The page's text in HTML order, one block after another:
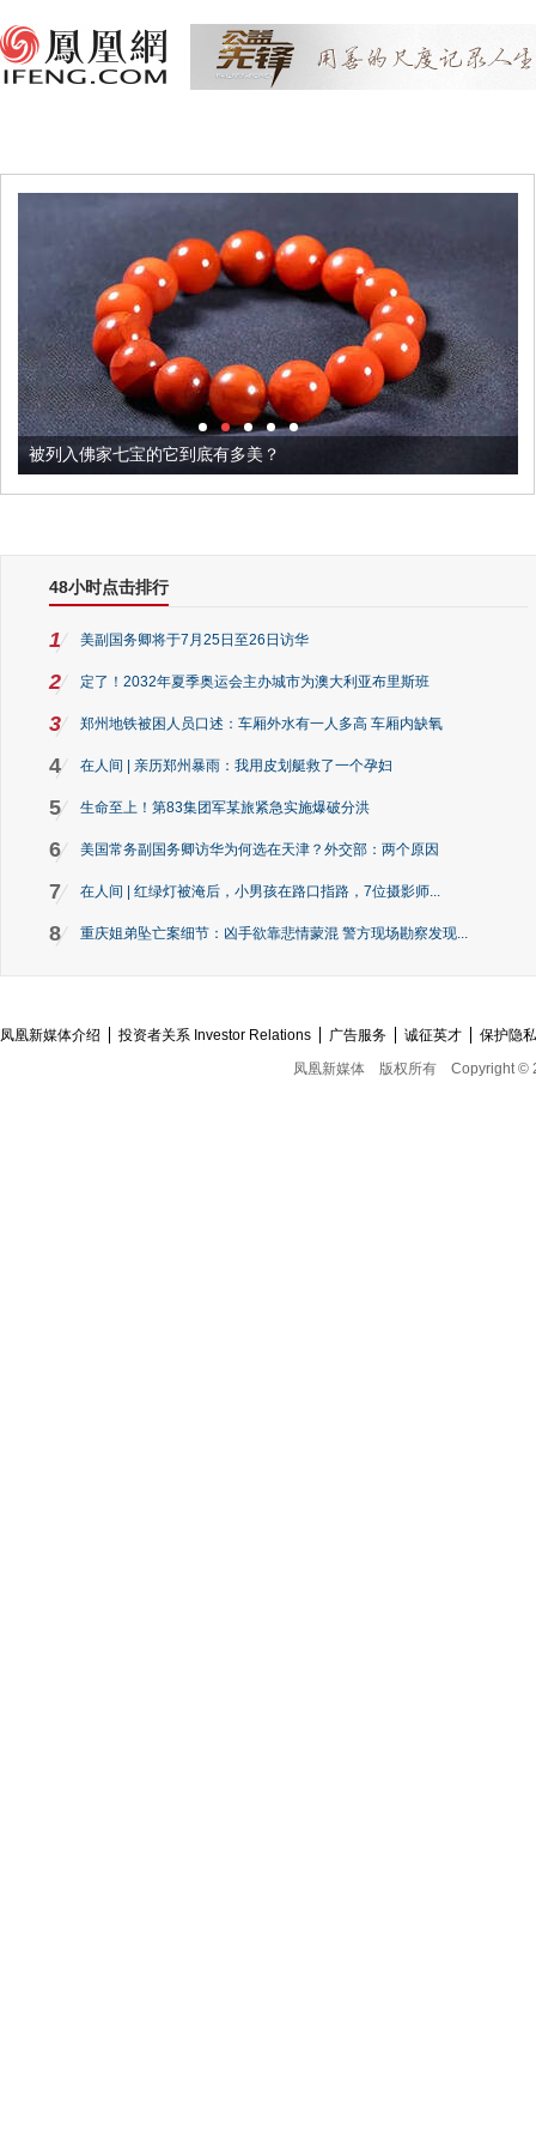
被列入佛家七宝的它到底有多美？
48小时点击排行
1 美副国务卿将于7月25日至26日访华
2 定了！2032年夏季奥运会主办城市为澳大利亚布里斯班
3 郑州地铁被困人员口述：车厢外水有一人多高 车厢内缺氧
4 在人间 | 亲历郑州暴雨：我用皮划艇救了一个孕妇
5 生命至上！第83集团军某旅紧急实施爆破分洪
6 美国常务副国务卿访华为何选在天津？外交部：两个原因
7 在人间 | 红绿灯被淹后，小男孩在路口指路，7位摄影师...
8 重庆姐弟坠亡案细节：凶手欲靠悲情蒙混 警方现场勘察发现...
凤凰新媒体介绍 投资者关系 Investor Relations 广告服务 诚征英才
保护隐
凤凰新媒体
版权所有 Copyright ©